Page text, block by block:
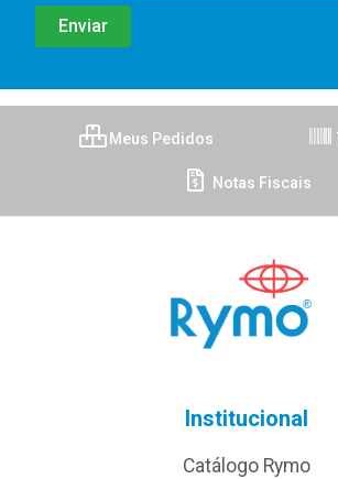
Meus Pedidos
Notas Fiscais
Institucional
Catálogo Rymo